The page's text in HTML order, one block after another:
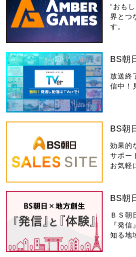
“おも
界とつ
す。
BS朝
放送終
信中！
BS朝
効果的
サポー
お気軽
BS朝
ＢＳ朝
『発
知る地